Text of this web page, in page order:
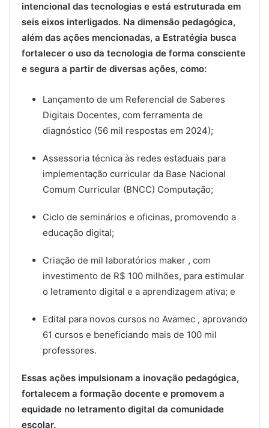
intencional das tecnologias e está estruturada em
seis eixos interligados. Na dimensão pedagógica,
além das ações mencionadas, a Estratégia busca
fortalecer o uso da tecnologia de forma consciente
e segura a partir de diversas ações, como:
Lançamento de um Referencial de Saberes
Digitais Docentes, com ferramenta de
diagnóstico (56 mil respostas em 2024);
Assessoria técnica às redes estaduais para
implementação curricular da Base Nacional
Comum Curricular (BNCC) Computação;
Ciclo de seminários e oficinas, promovendo a
educação digital;
Criação de mil laboratórios maker , com
investimento de R$ 100 milhões, para estimular
o letramento digital e a aprendizagem ativa; e
Edital para novos cursos no Avamec , aprovando
61 cursos e beneficiando mais de 100 mil
professores.
Essas ações impulsionam a inovação pedagógica,
fortalecem a formação docente e promovem a
equidade no letramento digital da comunidade
escolar.